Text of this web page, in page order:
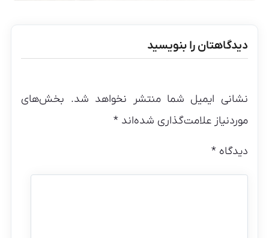
دیدگاهتان را بنویسید
نشانی ایمیل شما منتشر نخواهد شد. بخش‌های
موردنیاز علامت‌گذاری شده‌اند*
دیدگاه*